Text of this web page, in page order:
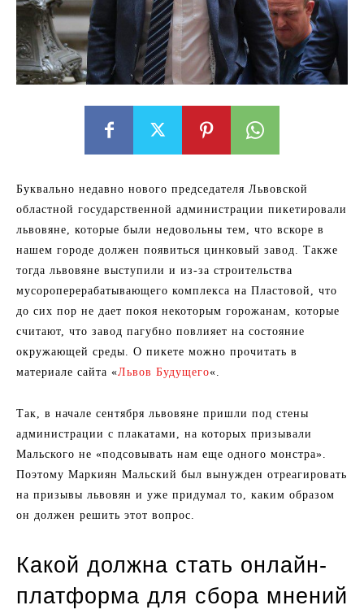
Буквально недавно нового председателя Львовской
областной государственной администрации пикетировали
львовяне, которые были недовольны тем, что вскоре в
нашем городе должен появиться цинковый завод. Также
тогда львовяне выступили и из-за строительства
мусороперерабатывающего комплекса на Пластовой, что
до сих пор не дает покоя некоторым горожанам, которые
считают, что завод пагубно повлияет на состояние
окружающей среды. О пикете можно прочитать в
материале сайта «Львов Будущего«.
Так, в начале сентября львовяне пришли под стены
администрации с плакатами, на которых призывали
Мальского не «подсовывать нам еще одного монстра».
Поэтому Маркиян Мальский был вынужден отреагировать
на призывы львовян и уже придумал то, каким образом
он должен решить этот вопрос.
Какой должна стать онлайн-
платформа для сбора мнений